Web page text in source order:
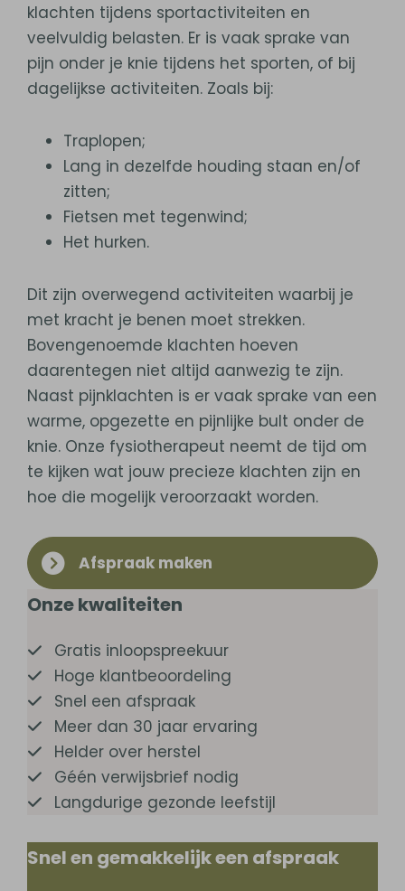
klachten tijdens sportactiviteiten en
veelvuldig belasten. Er is vaak sprake van
pijn onder je knie tijdens het sporten, of bij
dagelijkse activiteiten. Zoals bij:
Traplopen;
Lang in dezelfde houding staan en/of
zitten;
Fietsen met tegenwind;
Het hurken.
Dit zijn overwegend activiteiten waarbij je
met kracht je benen moet strekken.
Bovengenoemde klachten hoeven
daarentegen niet altijd aanwezig te zijn.
Naast pijnklachten is er vaak sprake van een
warme, opgezette en pijnlijke bult onder de
knie. Onze fysiotherapeut neemt de tijd om
te kijken wat jouw precieze klachten zijn en
hoe die mogelijk veroorzaakt worden.
Afspraak maken
Onze kwaliteiten
Gratis inloopspreekuur
Hoge klantbeoordeling
Snel een afspraak
Meer dan 30 jaar ervaring
Helder over herstel
Géén verwijsbrief nodig
Langdurige gezonde leefstijl
Snel en gemakkelijk een afspraak